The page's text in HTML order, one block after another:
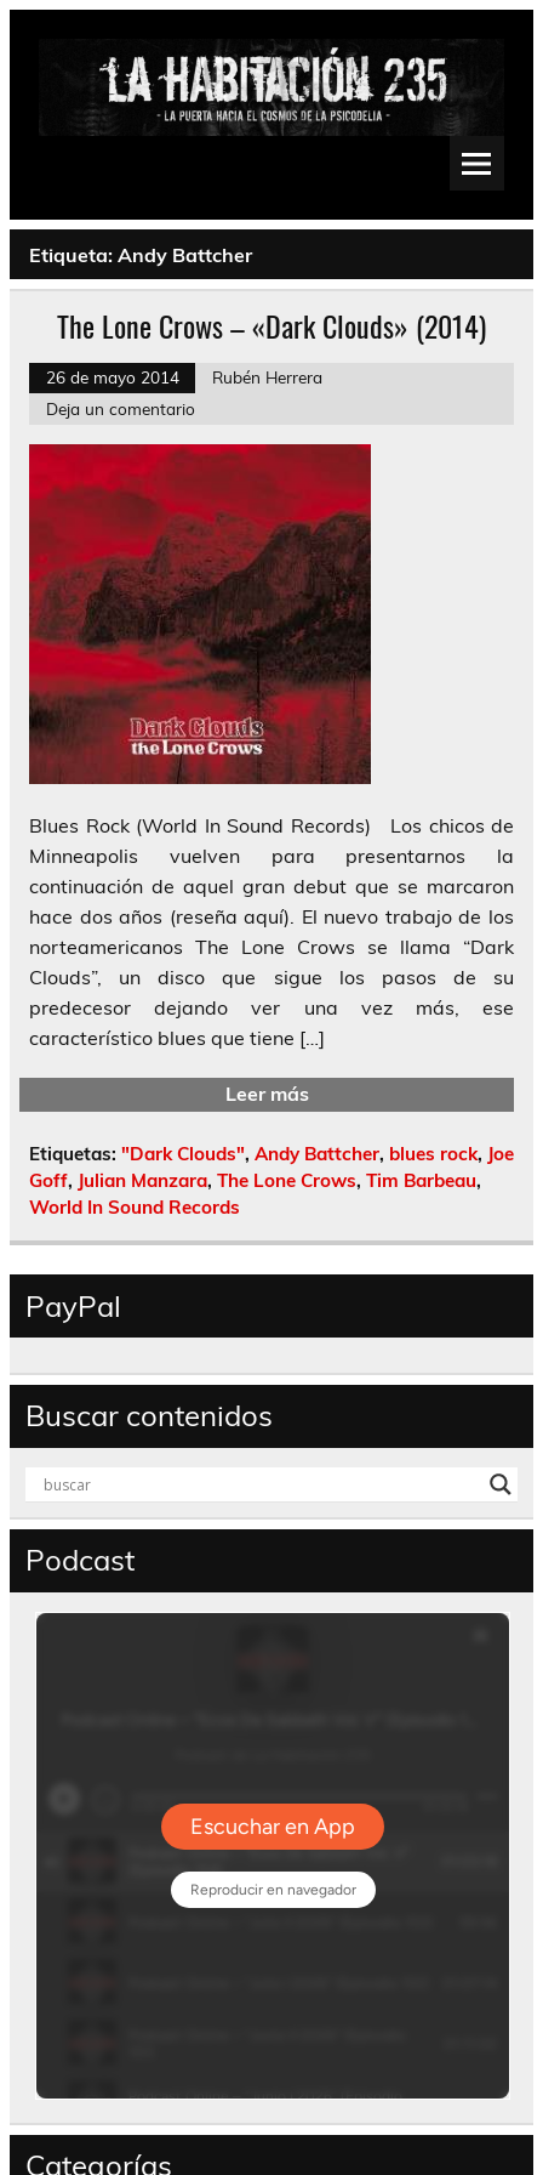
Saltar
Psychedelic, Stoner, Doom, Sludge, Fuzz, Space, Drone
Etiqueta: Andy Battcher
The Lone Crows – «Dark Clouds» (2014)
26 de mayo 2014
Rubén Herrera
Deja un comentario
Blues Rock (World In Sound Records) Los chicos de
Minneapolis vuelven para presentarnos la
continuación de aquel gran debut que se marcaron
hace dos años (reseña aquí). El nuevo trabajo de los
norteamericanos The Lone Crows se llama “Dark
Clouds”, un disco que sigue los pasos de su
predecesor dejando ver una vez más, ese
característico blues que tiene […]
Leer más
Etiquetas: "Dark Clouds", Andy Battcher, blues rock, Joe
Goff, Julian Manzara, The Lone Crows, Tim Barbeau,
World In Sound Records
PayPal
Buscar contenidos
Podcast
Categorías